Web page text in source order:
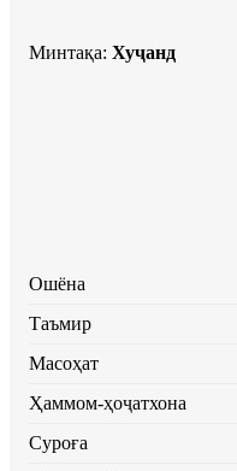
Минтақа: Хуҷанд
Ошёна
Таъмир
Масоҳат
Ҳаммом-ҳоҷатхона
Суроға